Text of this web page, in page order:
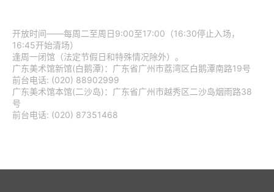
开放时间——每周二至周日9:00至17:00（16:30停止入场，
16:45开始清场）
逢周一闭馆（法定节假日和特殊情况除外）。
广东美术馆新馆(白鹅潭)：广东省广州市荔湾区白鹅潭南路19号
前台电话: (020) 88902999
广东美术馆本馆(二沙岛)：广东省广州市越秀区二沙岛烟雨路38
号
前台电话: (020) 87351468